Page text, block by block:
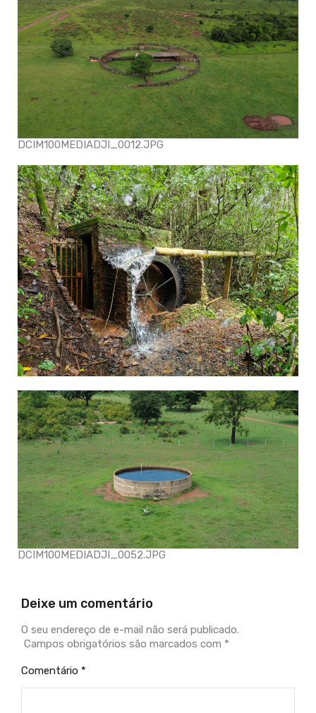
DCIM100MEDIADJI_0012.JPG
DCIM100MEDIADJI_0052.JPG
Deixe um comentário
O seu endereço de e-mail não será publicado.
Campos obrigatórios são marcados com *
Comentário *